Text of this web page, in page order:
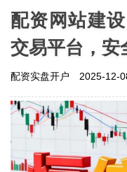
配资网站建
交易平台，安
配资实盘开户 2025-12-